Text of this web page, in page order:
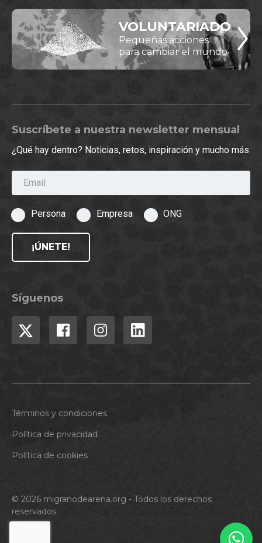
VOLUNTARIADO
Pequeñas acciones
para cambiar el mundo
Suscríbete a nuestra newsletter mensual
¿Qué hay dentro? Noticias, retos, inspiración y mucho más
Email
Persona Empresa ONG
¡ÚNETE!
Síguenos
© 2026 migranodearena.org - Todos los derechos
reservados
Términos y condiciones
Política de privacidad
Política de cookies